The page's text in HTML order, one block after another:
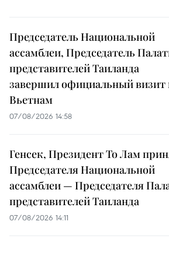
Председатель Национальной
ассамблеи, Председатель
представителей Таиланда
завершил официальный визит
Вьетнам
07/08/2026 14:58
Генсек, Президент То Лам
Председателя Национальной
ассамблеи — Председателя
представителей Таиланда
07/08/2026 14:11